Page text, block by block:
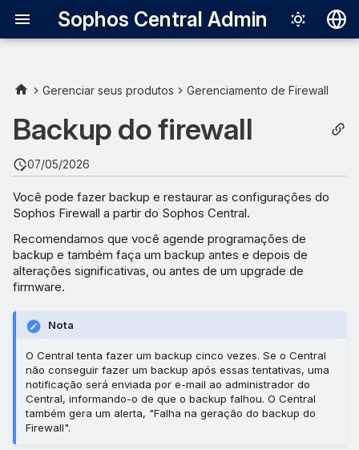
Sophos Central Admin
English
Italiano
日本語
한국어
Português
Adicione automaticamente
um firewall à sua agenda de
Backups de alta
disponibilidade
Remover um firewall de
Agora faça o backup do
firewall
Armazenar um backup
Gerenciar seus produtos Gerenciamento de Firewall
Backup do firewall
07/05/2026
Você pode fazer backup e restaurar as configurações do
Sophos Firewall a partir do Sophos Central.
Recomendamos que você agende programações de
backup e também faça um backup antes e depois de
alterações significativas, ou antes de um upgrade de
firmware.
Nota
O Central tenta fazer um backup cinco vezes. Se o Central
não conseguir fazer um backup após essas tentativas, uma
notificação será enviada por e-mail ao administrador do
Central, informando-o de que o backup falhou. O Central
também gera um alerta, "Falha na geração do backup do
Firewall".